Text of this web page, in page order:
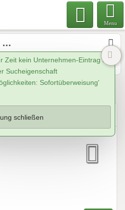
Menu
Zeit kein Unternehmen-Eintrag in
Sucheigenschaft
Sofortüberweisung'
schließen
...
Nähe Sortieren